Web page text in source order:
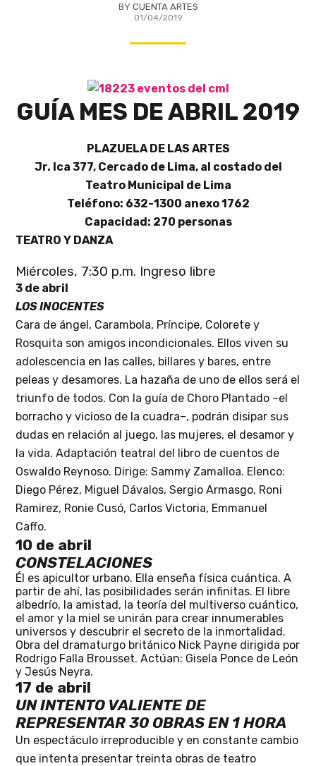
BY CUENTA ARTES
01/04/2019
GUÍA MES DE ABRIL 2019
PLAZUELA DE LAS ARTES
Jr. Ica 377, Cercado de Lima, al costado del
Teatro Municipal de Lima
Teléfono: 632-1300 anexo 1762
Capacidad: 270 personas
TEATRO Y DANZA
Miércoles, 7:30 p.m. Ingreso libre
3 de abril
LOS INOCENTES
Cara de ángel, Carambola, Príncipe, Colorete y
Rosquita son amigos incondicionales. Ellos viven su
adolescencia en las calles, billares y bares, entre
peleas y desamores. La hazaña de uno de ellos será el
triunfo de todos. Con la guía de Choro Plantado –el
borracho y vicioso de la cuadra–, podrán disipar sus
dudas en relación al juego, las mujeres, el desamor y
la vida. Adaptación teatral del libro de cuentos de
Oswaldo Reynoso. Dirige: Sammy Zamalloa. Elenco:
Diego Pérez, Miguel Dávalos, Sergio Armasgo, Roni
Ramirez, Ronie Cusó, Carlos Victoria, Emmanuel
Caffo.
10 de abril
CONSTELACIONES
Él es apicultor urbano. Ella enseña física cuántica. A
partir de ahí, las posibilidades serán infinitas. El libre
albedrío, la amistad, la teoría del multiverso cuántico,
el amor y la miel se unirán para crear innumerables
universos y descubrir el secreto de la inmortalidad.
Obra del dramaturgo británico Nick Payne dirigida por
Rodrigo Falla Brousset. Actúan: Gisela Ponce de León
y Jesús Neyra.
17 de abril
UN INTENTO VALIENTE DE
REPRESENTAR 30 OBRAS EN 1 HORA
Un espectáculo irreproducible y en constante cambio
que intenta presentar treinta obras de teatro